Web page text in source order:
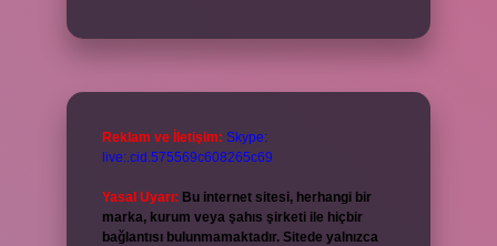
Reklam ve İletişim: Skype:
live:.cid.575569c608265c69
Yasal Uyarı: Bu internet sitesi, herhangi bir
marka, kurum veya şahıs şirketi ile hiçbir
bağlantısı bulunmamaktadır. Sitede yalnızca